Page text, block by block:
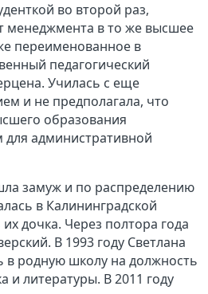
во второй раз,
менеджмента в то же высшее
переименованное в
педагогический
Училась с еще
и не предполагала, что
образования
для административной
замуж и по распределению
в Калининградской
дочка. Через полтора года
В 1993 году Светлана
в родную школу на должность
и литературы. В 2011 году